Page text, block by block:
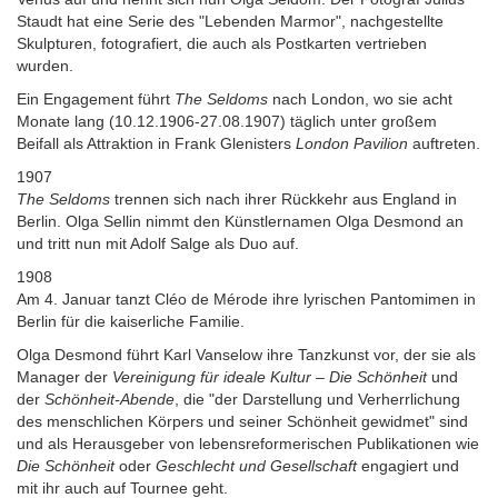
Staudt hat eine Serie des "Lebenden Marmor", nachgestellte
Skulpturen, fotografiert, die auch als Postkarten vertrieben
wurden.
Ein Engagement führt The Seldoms nach London, wo sie acht
Monate lang (10.12.1906-27.08.1907) täglich unter großem
Beifall als Attraktion in Frank Glenisters London Pavilion auftreten.
1907
The Seldoms trennen sich nach ihrer Rückkehr aus England in
Berlin. Olga Sellin nimmt den Künstlernamen Olga Desmond an
und tritt nun mit Adolf Salge als Duo auf.
1908
Am 4. Januar tanzt Cléo de Mérode ihre lyrischen Pantomimen in
Berlin für die kaiserliche Familie.
Olga Desmond führt Karl Vanselow ihre Tanzkunst vor, der sie als
Manager der Vereinigung für ideale Kultur – Die Schönheitund
der Schönheit-Abende , die "der Darstellung und Verherrlichung
des menschlichen Körpers und seiner Schönheit gewidmet" sind
und als Herausgeber von lebensreformerischen Publikationen wie
Die Schönheitoder Geschlecht und Gesellschaftengagiert und
mit ihr auch auf Tournee geht.